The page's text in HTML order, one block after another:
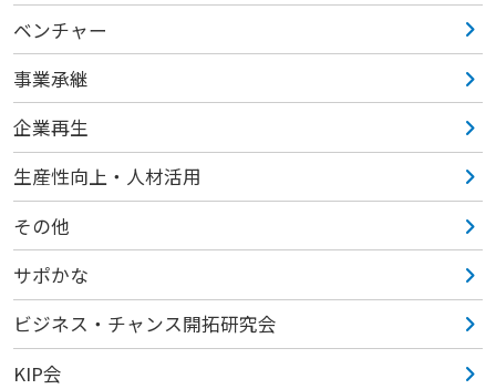
ベンチャー
事業承継
企業再生
生産性向上・人材活用
その他
サポかな
ビジネス・チャンス開拓研究会
KIP会